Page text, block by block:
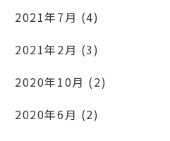
2021年7月 (4)
2021年2月 (3)
2020年10月 (2)
2020年6月 (2)